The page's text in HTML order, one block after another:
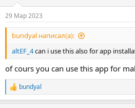
29 Мар 2023
bundyal написал(а):
altEF_4can i use this also for app
of cours you can use this app for
Р
е
bundyal